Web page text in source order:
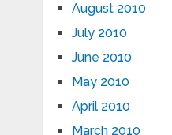
August 2010
July 2010
June 2010
May 2010
April 2010
March 2010